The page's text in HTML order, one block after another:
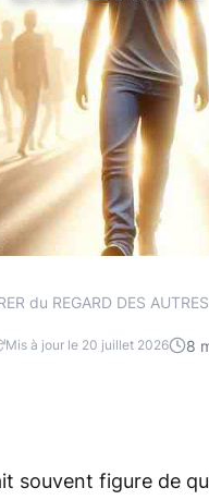
du REGARD DES AUTRES
Mis à jour le 20 juillet 2026 8
souvent figure de